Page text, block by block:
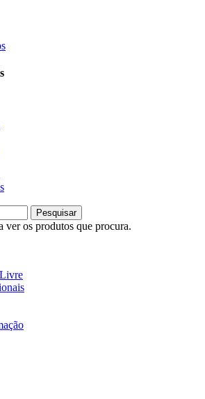
Pesquisar
ver os produtos que procura.